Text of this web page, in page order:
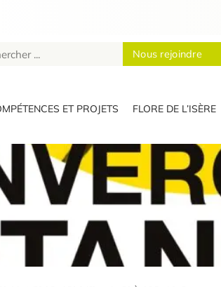
Nous rejoindre
ET PROJETS FLORE DE L’ISÈRE